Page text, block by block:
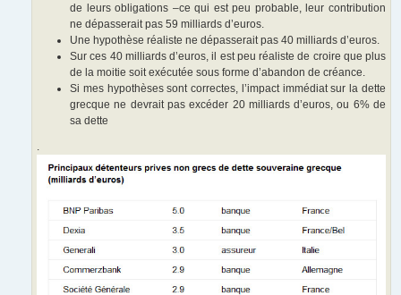
de leurs obligations –ce qui est peu probable, leur contribution
ne dépasserait pas 59 milliards d’euros.
Une hypothèse réaliste ne dépasserait pas 40 milliards d’euros.
Sur ces 40 milliards d’euros, il est peu réaliste de croire que plus
de la moitie soit exécutée sous forme d’abandon de créance.
Si mes hypothèses sont correctes, l’impact immédiat sur la dette
grecque ne devrait pas excéder 20 milliards d’euros, ou 6% de
sa dette
.